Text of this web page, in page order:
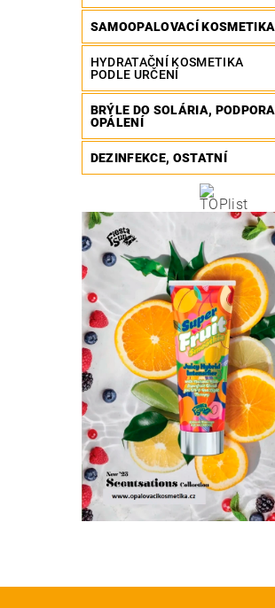
SAMOOPALOVACÍ KOSMETIKA
HYDRATAČNÍ KOSMETIKA
PODLE URČENÍ
BRÝLE DO SOLÁRIA, PODPORA
OPÁLENÍ
DEZINFEKCE, OSTATNÍ